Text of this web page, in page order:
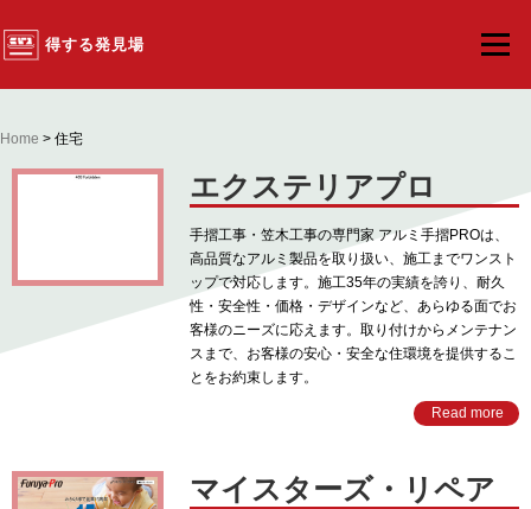
得する発見場 メニュー
Home > 住宅
エクステリアプロ
手摺工事・笠木工事の専門家 アルミ手摺PROは、
高品質なアルミ製品を取り扱い、施工までワンスト
ップで対応します。施工35年の実績を誇り、耐久
性・安全性・価格・デザインなど、あらゆる面でお
客様のニーズに応えます。取り付けからメンテナン
スまで、お客様の安心・安全な住環境を提供するこ
とをお約束します。
Read more
マイスターズ・リペア